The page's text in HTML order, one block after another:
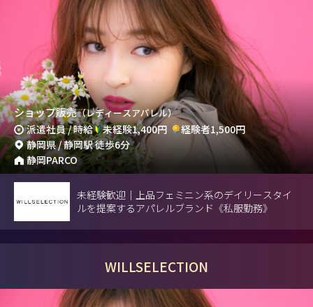
ショップ販売（レディースアパレル）
派遣社員 / 時給 未経験1,400円
経験者1,500円
静岡県 / 静岡駅 徒歩6分
静岡PARCO
未経験歓迎｜上品フェミニン系のデイリースタイ
ルを提案するアパレルブランド《私服勤務》
WILLSELECTION